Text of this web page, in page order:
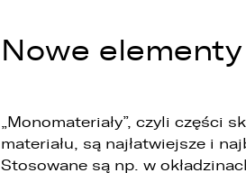
Nowe
„Monomateriały”, czyli części
materiału, są najłatwiejsze i
Stosowane są np. w